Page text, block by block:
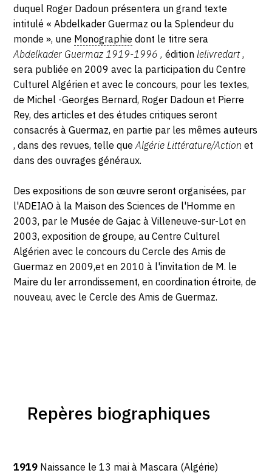
duquel Roger Dadoun présentera un grand texte
intitulé « Abdelkader Guermaz ou la Splendeur du
monde », une Monographie dont le titre sera
Abdelkader Guermaz 1919-1996 ,édition lelivredart,
sera publiée en 2009 avec la participation du Centre
Culturel Algérien et avec le concours, pour les textes,
de Michel -Georges Bernard, Roger Dadoun et Pierre
Rey, des articles et des études critiques seront
consacrés à Guermaz, en partie par les mêmes auteurs
, dans des revues, telle queAlgérie Littérature/Actionet
dans des ouvrages généraux.
Des expositions de son œuvre seront organisées, par
l'ADEIAO à la Maison des Sciences de l'Homme en
2003, par le Musée de Gajac à Villeneuve-sur-Lot en
2003, exposition de groupe, au Centre Culturel
Algérien avec le concours du Cercle des Amis de
Guermaz en 2009,et en 2010 à l'invitation de M. le
Maire du ler arrondissement, en coordination étroite, de
nouveau, avec le Cercle des Amis de Guermaz.
Repères biographiques
1919 Naissance le 13 mai à Mascara (Algérie)